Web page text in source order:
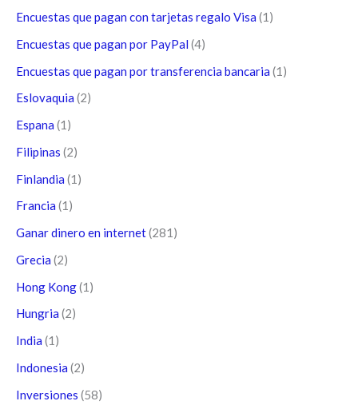
Encuestas que pagan con tarjetas regalo Visa (1)
Encuestas que pagan por PayPal (4)
Encuestas que pagan por transferencia bancaria (1)
Eslovaquia (2)
Espana (1)
Filipinas (2)
Finlandia (1)
Francia (1)
Ganar dinero en internet(281)
Grecia (2)
Hong Kong(1)
Hungria (2)
India (1)
Indonesia (2)
Inversiones (58)